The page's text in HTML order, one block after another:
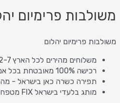
משולבות פרימיום
משולבות פרימיום יהלום
משלוחים מהירים לכל הארץ 2-7 ימי עסקים
רכישה 100% מאובטחת בכל אמצעי תשלום
תפירה כשרה כאן בישראל -
מותג בלעדי בישראל FIX מטפחות